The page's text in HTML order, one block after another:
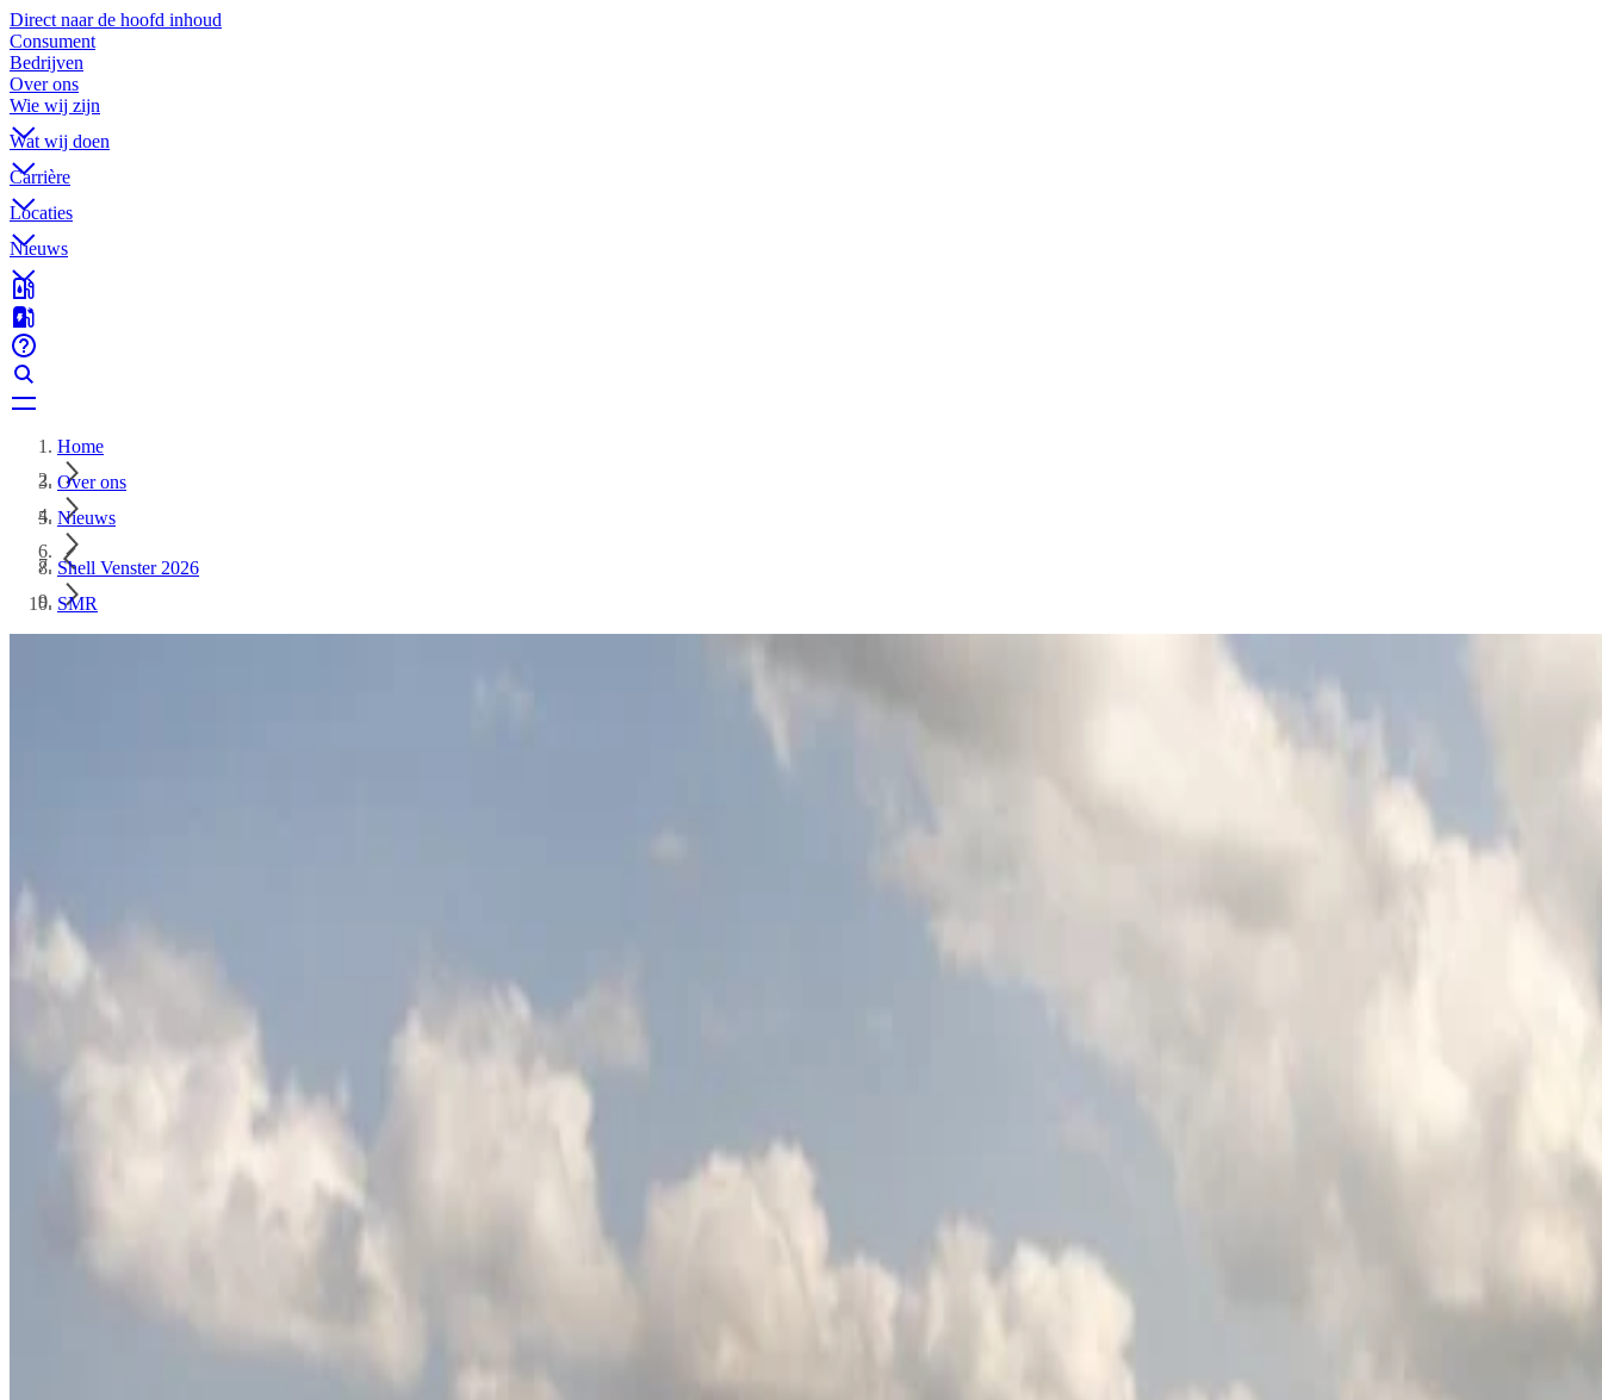
Direct naar de hoofd inhoud
Consument
Bedrijven
Over ons
Wie wij zijn
Wat wij doen
Carrière
Locaties
Nieuws
Home
Over ons
Nieuws
Shell Venster 2026
SMR